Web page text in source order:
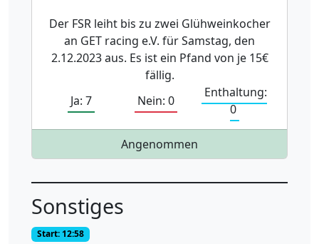
Der FSR leiht bis zu zwei Glühweinkocher
an GET racing e.V. für Samstag, den
2.12.2023 aus. Es ist ein Pfand von je 15€
fällig.
Ja: 7
Nein: 0
Enthaltung:
0
Angenommen
Sonstiges
Start: 12:58